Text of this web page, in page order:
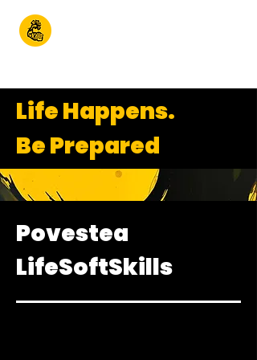
Life Happens.
Be Prepared
Povestea
LifeSoftSkills